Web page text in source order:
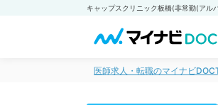
医師求人・転職のマイナビ